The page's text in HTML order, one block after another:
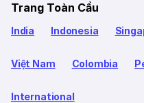
Trang Toàn Cầu
India Indonesia
Việt Nam Colombia
International